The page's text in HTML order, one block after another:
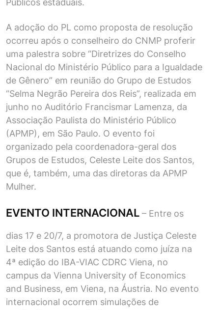
Públicos estaduais.
A adoção do PL como proposta de resolução
ocorreu após o conselheiro do CNMP proferir
uma palestra sobre “Diretrizes do Conselho
Nacional do Ministério Público para a Igualdade
de Gênero” em reunião do Grupo de Estudos
“Selma Negrão Pereira dos Reis”, realizada em
junho no Auditório Francismar Lamenza, da
Associação Paulista do Ministério Público
(APMP), em São Paulo. O evento foi
organizado pela coordenadora-geral dos
Grupos de Estudos, Celeste Leite dos Santos,
que é, também, uma das diretoras da APMP
Mulher.
EVENTO INTERNACIONAL – Entre os
dias 17 e 20/7, a promotora de Justiça Celeste
Leite dos Santos está atuando como juíza na
4ª edição do IBA-VIAC CDRC Viena, no
campus da Vienna University of Economics
and Business, em Viena, na Áustria. No evento
internacional ocorrem simulações de